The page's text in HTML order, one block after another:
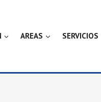
AREAS SERVICIOS